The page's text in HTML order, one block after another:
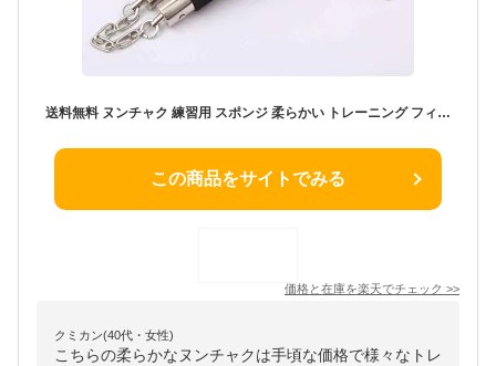
送料無料 ヌンチャク 練習用 スポンジ 柔らかい トレーニング フィットネス 武具 武術 功夫 カンフー 空手
この商品をサイトでみる
価格と在庫を楽天でチェック >>
クミカン(40代・女性)
こちらの柔らかなヌンチャクは手頃な価格で様々なトレ